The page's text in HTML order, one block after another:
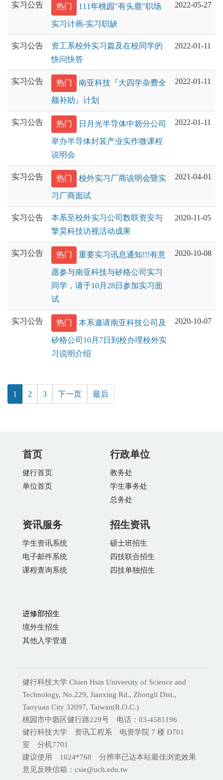
实习公告 热门 111年桃园"有头鹿"职场
实习计画-实习职缺
2022-05-27
实习公告
资工系校外实习篇及在校同学的
快问快答
2022-01-11
实习公告 热门 南亚科技『大四学杂费全
额补助』计划
2022-01-11
实习公告 热门 日月光半导体中坜分公司
举办半导体封装产业实作微课程
说明会
2022-01-11
实习公告 热门 校外实习厂商说明会暨实
习厂商面试
2021-04-01
实习公告
本系至校外实习公司数联资安与
擎昊科技访视活动成果
2020-11-05
实习公告 热门 重要实习讯息通知!!!有意
愿参与南亚科技与矽格公司实习
同学，请于10月28日参加实习面
试
2020-10-08
实习公告 热门 本系邀请南亚科技公司及
矽格公司10月7日到校办理校外实
习说明介绍
2020-10-07
1 2 3 下一页 最后
首页
健行首页
单位首页
行政单位
教务处
学生事务处
总务处
资讯服务
学生资讯系统
电子邮件系统
课程查询系统
招生资讯
硕士班招生
四技联合招生
四技单独招生
进修部招生
境外生招生
其他入学管道
健行科技大学 Chien Hsin University of Science and
Technology, No.229, Jianxing Rd., Zhongli Dist.,
Taoyuan City 32097, Taiwan(R.O.C.)
桃园市中坜区健行路229号 电话：03-4581196
健行科技大学 资讯工程系 电资学院 7 楼 D701
室 分机7701
建议使用 1024*768 分辨率已达本站最佳浏览效果
意见反映信箱：csie@uch.edu.tw